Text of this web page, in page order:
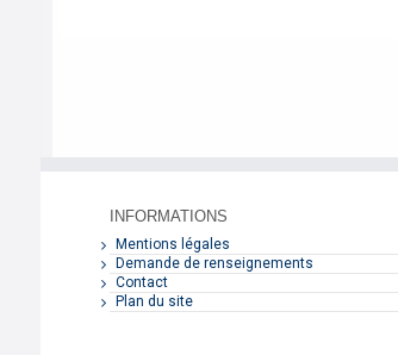
INFORMATIONS
Mentions légales
Demande de renseignements
Contact
Plan du site